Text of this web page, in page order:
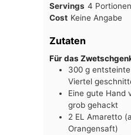
Servings 4 Portionen
Cost Keine Angabe
Zutaten
Für das
300 g
Viertel
Eine gute Hand
grob gehackt
2 EL Amaretto
Orangensaft)